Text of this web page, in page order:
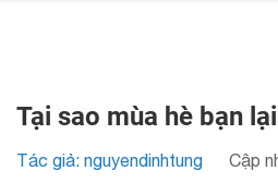
Tại sao mùa hè bạn
Tác giả: nguyendinhtung Cập